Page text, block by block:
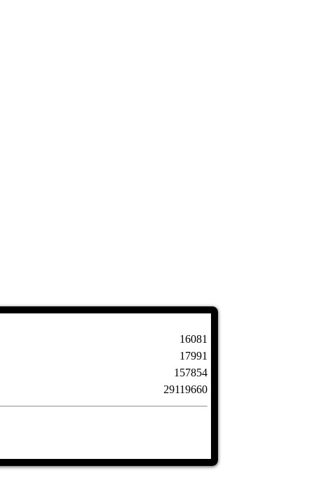
16081
17991
157854
29119660